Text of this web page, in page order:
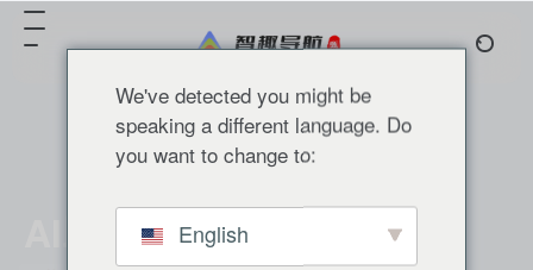
We've detected you might be
speaking a different language. Do
you want to change to:
English